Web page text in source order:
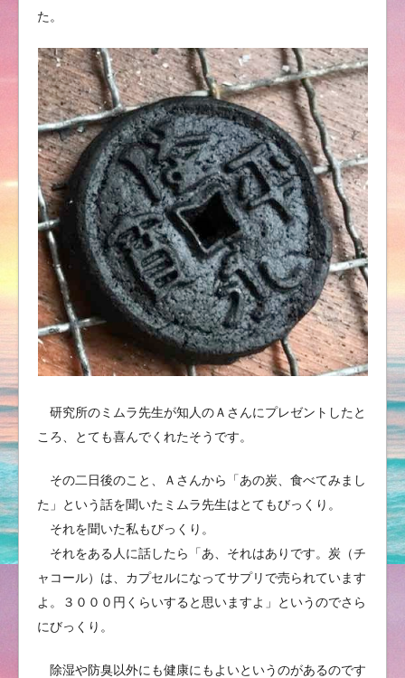
た。
研究所のミムラ先生が知人のＡさんにプレゼントしたと
ころ、とても喜んでくれたそうです。
その二日後のこと、Ａさんから「あの炭、食べてみまし
た」という話を聞いたミムラ先生はとてもびっくり。
それを聞いた私もびっくり。
それをある人に話したら「あ、それはありです。炭（チ
ャコール）は、カプセルになってサプリで売られています
よ。３０００円くらいすると思いますよ」というのでさら
にびっくり。
除湿や防臭以外にも健康にもよいというのがあるのです